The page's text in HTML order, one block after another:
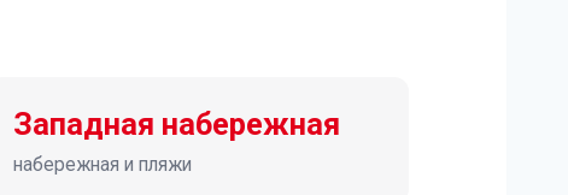
Западная набережная
набережная и пляжи